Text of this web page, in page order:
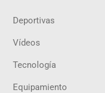
Deportivas
Vídeos
Tecnología
Equipamiento